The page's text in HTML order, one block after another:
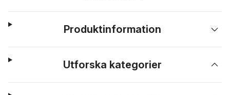
Produktinformation
Utforska kategorier